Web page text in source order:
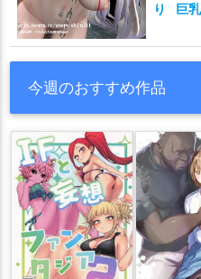
り
巨乳
今週のおすすめ作品